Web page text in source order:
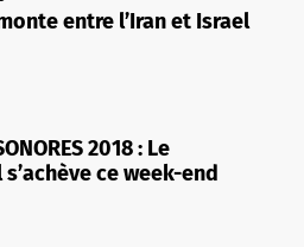
entre l’Iran et Israel
2018 : Le
ce week-end